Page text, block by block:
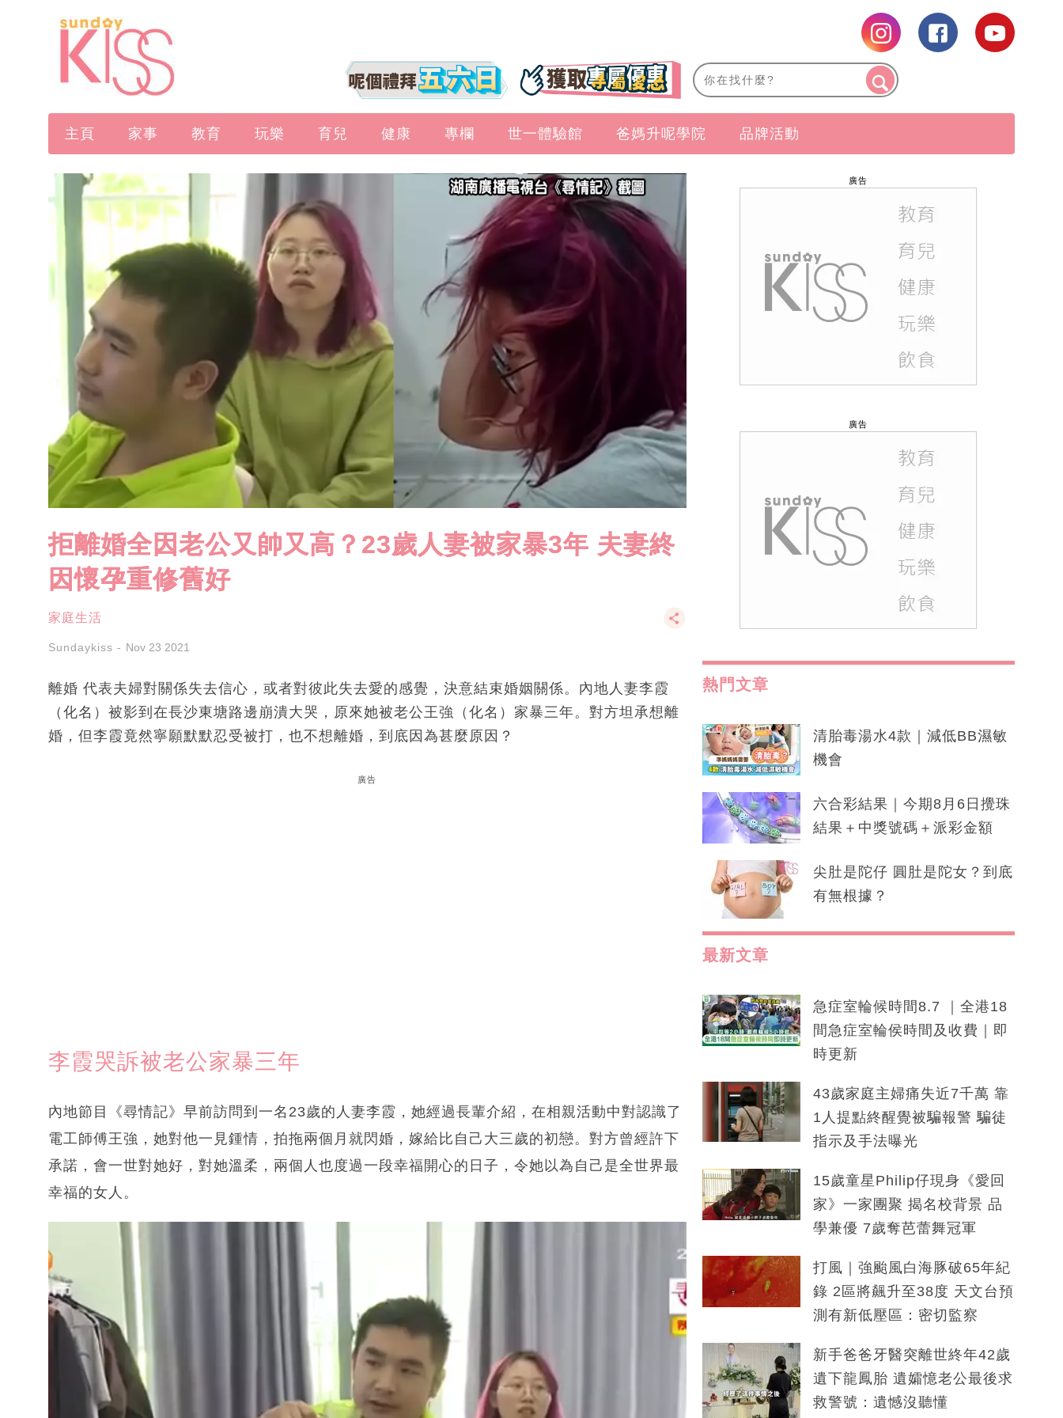
主頁 家事 教育 玩樂 育兒 健康 專欄 世一體驗館 爸媽升呢學院 品牌活動
拒離婚全因老公又帥又高？23歲人妻被家暴3年 夫妻終
因懷孕重修舊好
家庭生活
Sundaykiss Nov 23 2021
離婚 代表夫婦對關係失去信心，或者對彼此失去愛的感覺，決意結束婚姻關係。內地人妻李霞
（化名）被影到在長沙東塘路邊崩潰大哭，原來她被老公王強（化名）家暴三年。對方坦承想離
婚，但李霞竟然寧願默默忍受被打，也不想離婚，到底因為甚麼原因？
廣告
李霞哭訴被老公家暴三年
內地節目《尋情記》早前訪問到一名23歲的人妻李霞，她經過長輩介紹，在相親活動中對認識了
電工師傅王強，她對他一見鍾情，拍拖兩個月就閃婚，嫁給比自己大三歲的初戀。對方曾經許下
承諾，會一世對她好，對她溫柔，兩個人也度過一段幸福開心的日子，令她以為自己是全世界最
幸福的女人。
廣告
廣告
熱門文章
清胎毒湯水4款｜減低BB濕敏
機會
六合彩結果｜今期8月6日攪珠
結果＋中獎號碼＋派彩金額
尖肚是陀仔 圓肚是陀女？到底
有無根據？
最新文章
急症室輪候時間8.7 ｜全港18
間急症室輪侯時間及收費｜即
時更新
43歲家庭主婦痛失近7千萬 靠
1人提點終醒覺被騙報警 騙徒
指示及手法曝光
15歲童星Philip仔現身《愛回
家》一家團聚 揭名校背景 品
學兼優 7歲奪芭蕾舞冠軍
打風｜強颱風白海豚破65年紀
錄 2區將飆升至38度 天文台預
測有新低壓區：密切監察
新手爸爸牙醫突離世終年42歲
遺下龍鳳胎 遺孀憶老公最後求
救警號：遺憾沒聽懂